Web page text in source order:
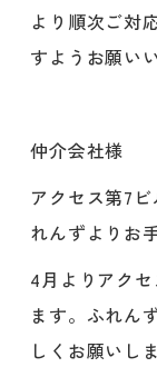
より順次ご対
すようお願い
仲介会社様
アクセス第7
れんずよりお
4月よりアク
ます。ふれん
しくお願いし